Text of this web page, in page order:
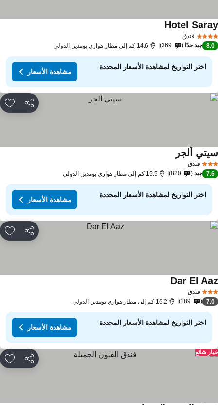
فندق
Hotel
8.0 جيد جدًا 369 14.6 كم إلى مطار هواري بومدين الدولي
اختر التواريخ لمشاهدة الأسعار المحددة
مشاهدة الأسعار
مشاركة
فندق
ألجر
7.6 جيد 820 15.5 كم إلى مطار هواري بومدين الدولي
اختر التواريخ لمشاهدة الأسعار المحددة
مشاهدة الأسعار
مشاركة
فندق
Dar El
7.0
189 16.2 كم إلى مطار هواري بومدين الدولي
اختر التواريخ لمشاهدة الأسعار المحددة
مشاهدة الأسعار
مشاركة
شائع